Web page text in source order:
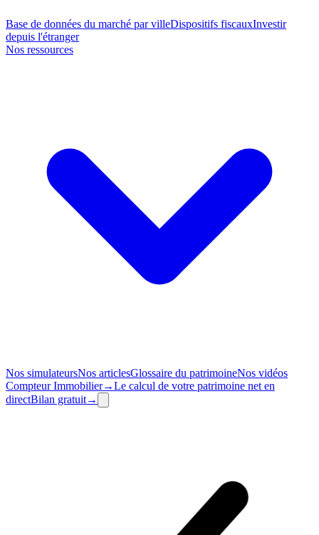
Base de données du marché par villeDispositifs fiscauxInvestir
depuis l'étranger
Nos ressources
Nos simulateursNos articlesGlossaire du patrimoineNos vidéos
CompteurImmobilier→Le calcul de votre patrimoine net en
directBilan gratuit→